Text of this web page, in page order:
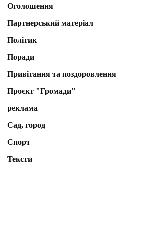
Оголошення
Партнерський матеріал
Політик
Поради
Привітання та поздоровлення
Проєкт "Громади"
реклама
Сад, город
Спорт
Тексти